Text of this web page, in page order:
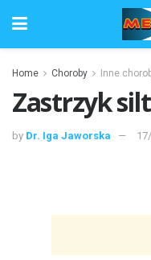
Home Choroby Inne
Zastrzyk
by Dr. Iga Jaworska